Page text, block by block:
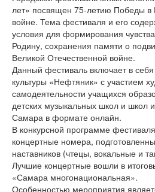
лет» посвящен 75-летию Победы в
войне. Тема фестиваля и его
условия для формирования
Родину, сохранения памяти о
Великой Отечественной войне.
Данный фестиваль включает в
культуры «Нефтяник» с участием
самодеятельности учащихся
детских музыкальных школ и школ
Самара в формате онлайн.
В конкурсной программе
концертные номера,
наставников (чтецы, вокальные и
Лучшие концертные вошли в
«Самара многонациональная».
Особенностью мероприятия